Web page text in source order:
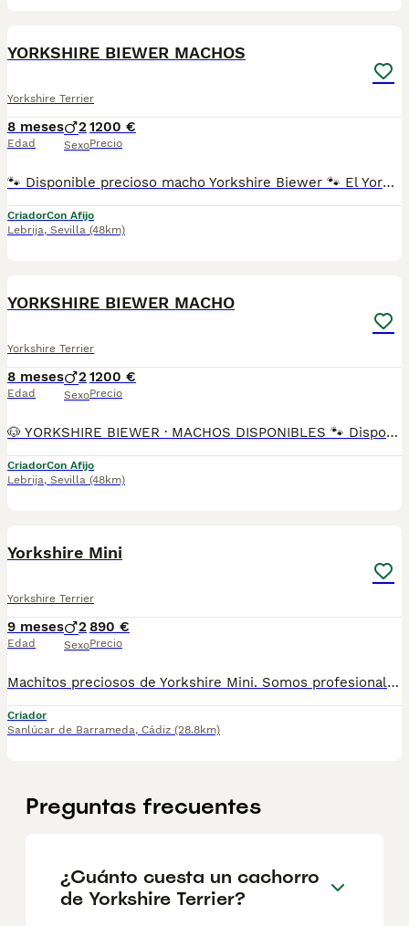
YORKSHIRE BIEWER MACHOS
Yorkshire Terrier
8 meses
Edad
2
Sexo
1200 €
Precio
🐾 Disponible precioso macho Yorkshire Biewer 🐾 El Yorkshire Biewer es una raza pequeña y muy especial, conocida por su carácter alegre, cariñoso y sociable. Es un perro muy apegado a su familia, inteligente y fácil de educar. Ideal como perro de compañía, se adapta perfectamente a la vida en piso y destaca por su belleza y equilibrio. Somos Mascotas del Sur, criadores responsables ubicados en Sevilla. 📸 Instagram: @mimascotasdelsur057 Para ver más fotos y vídeos reales de nuestros cachorros. 🚚 Realizamos envíos a toda España y Gibraltar • El precio del envío no está incluido en el precio del cachorro • Posibilidad de envío o recogida directa en nuestras instalaciones 📹 Disponemos de videollamada para conocer al cachorro antes de la reserva. 💳 Posibilidad de reserva y pago contrareembolso 💰 El precio indicado en el anuncio es real. Nuestros cachorros se entregan criados en ambiente familiar, con cariño y socialización desde pequeños, revisados por veterinario y con: • Chip • Pasaporte y cartilla sanitaria • Vacunados y desparasitados • Contrato con garantías víricas y congénitas 📞 Teléfono: 611 72 32 26 🐶 Criado con dedicación, atención diaria y mucho amor. ⚠️ Solo atendemos a personas realmente interesadas en ofrecer un buen hogar. #yorkshirebiewer #biewer #biewerterrier #yorkshire #macho #cachorros #mascotasdelsur #criadoresresponsables #perrospequeños #perrosdefamilia #sevilla #andalucia #enviosatodaespaña #gibraltar #perroscongarantia #cachorrosenventa #amorcanino #perrosdecompañia
CriadorCon Afijo
Lebrija, Sevilla (48km)
YORKSHIRE BIEWER MACHO
Yorkshire Terrier
8 meses
Edad
2
Sexo
1200 €
Precio
🐶 YORKSHIRE BIEWER · MACHOS DISPONIBLES 🐾 Disponibles preciosos machos Yorkshire Biewer 🐾 El Yorkshire Biewer es una raza pequeña y muy apreciada por su carácter alegre, cariñoso y sociable. Son perros muy apegados a su familia, inteligentes y fáciles de educar. Ideales como perros de compañía, se adaptan perfectamente a la vida en piso y destacan por su belleza y dulzura. Somos Mascotas del Sur, criadores responsables ubicados en Sevilla. 📸 Instagram: @mimascotasdelsur057 Para ver más fotos y vídeos reales de nuestros cachorros. 🚚 Realizamos envíos a toda España y Gibraltar • El precio del envío no está incluido en el precio del cachorro • Posibilidad de envío o recogida directa en nuestras instalaciones 📹 Disponemos de videollamada para conocer a los cachorros antes de la reserva. 💳 Posibilidad de reserva y pago contrareembolso 💰 El precio indicado en el anuncio es real. Nuestros cachorros se entregan criados en ambiente familiar, con cariño y socialización desde pequeños, revisados por veterinario y con: • Chip • Pasaporte y cartilla sanitaria • Vacunados y desparasitados • Contrato con garantías víricas y congénitas 📞 Teléfono: 611 72 32 26 🐶 Criados con dedicación y atención diaria. ⚠️ Solo atendemos a personas realmente interesadas en ofrecer un buen hogar. #yorkshirebiewer #biewer #biewerterrier #yorkshire #machos #cachorros #mascotasdelsur #criadoresresponsables #perrospequeños #perrosdefamilia #sevilla #andalucia #enviosatodaespaña #gibraltar #perroscongarantia #cachorrosenventa #amorcanino #perrosdecompañia
CriadorCon Afijo
Lebrija, Sevilla (48km)
Yorkshire Mini
Yorkshire Terrier
9 meses
Edad
2
Sexo
890 €
Precio
Machitos preciosos de Yorkshire Mini. Somos profesionales con años de experiencia. Entregamos a nuestros cachorritos con revisión Veterinaria, Factura de compra garantía vírica formulario de reconocimiento de raza pura junto con su cartilla de vacunación y desparasitacion al día de la entrega. Hacemos envíos a toda la península y Baleares. Disponemos de servicio propio de transporte. Posibilidad de pago contrareembolso. Para más información no dude en contactar con nosotros. TLF: 649297709. Solo atiendo wasap o tlf. Gracias
Criador
Sanlúcar de Barrameda, Cádiz (28.8km)
Preguntas frecuentes
¿Cuánto cuesta un cachorro
de Yorkshire Terrier?